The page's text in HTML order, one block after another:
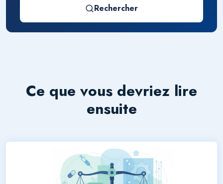
Rechercher
Ce que vous devriez lire
ensuite